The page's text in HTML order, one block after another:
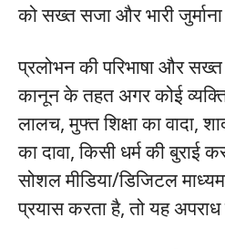
को सख्त सजा और भारी
प्रलोभन की परिभाषा और सख्त
कानून के तहत अगर कोई
लालच, मुफ्त शिक्षा का वादा,
का दावा, किसी धर्म की बुराई
सोशल मीडिया/डिजिटल माध्यम
प्रयास करता है, तो यह अपराध